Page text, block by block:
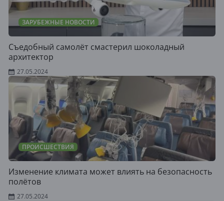
ЗАРУБЕЖНЫЕ НОВОСТИ
Съедобный самолёт смастерил шоколадный
архитектор
27.05.2024
ПРОИСШЕСТВИЯ
Изменение климата может влиять на безопасность
полётов
27.05.2024